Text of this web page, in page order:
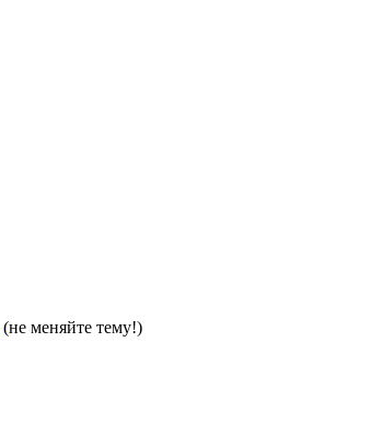
(не меняйте тему!)